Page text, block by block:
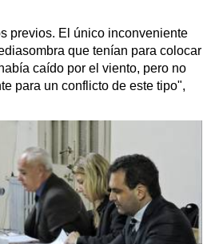
previos. El único inconveniente
que tenían para colocar
caído por el viento, pero no
para un conflicto de este tipo",